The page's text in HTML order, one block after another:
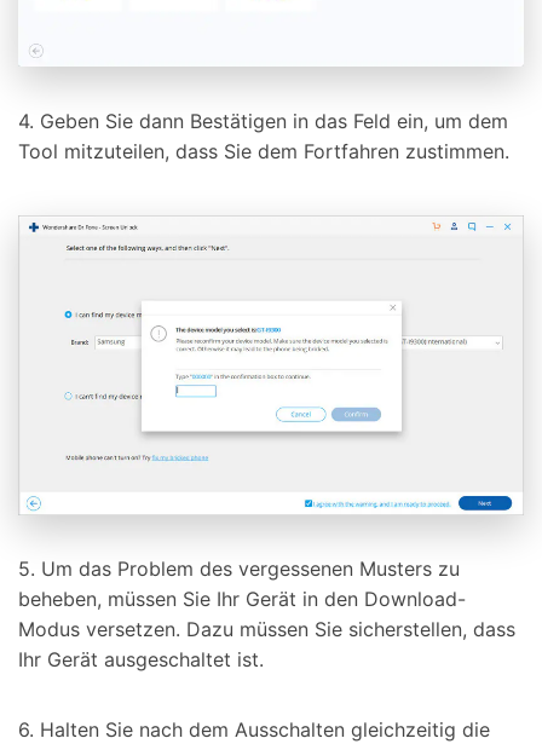
4. Geben Sie dann Bestätigen in das Feld ein, um dem
Tool mitzuteilen, dass Sie dem Fortfahren zustimmen.
5. Um das Problem des vergessenen Musters zu
beheben, müssen Sie Ihr Gerät in den Download-
Modus versetzen. Dazu müssen Sie sicherstellen, dass
Ihr Gerät ausgeschaltet ist.
6. Halten Sie nach dem Ausschalten gleichzeitig die